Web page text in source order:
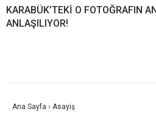
KARABÜK’TEKİ O FOTOĞRAFIN
ANLAŞILIYOR!
Ana Sayfa › Asayiş